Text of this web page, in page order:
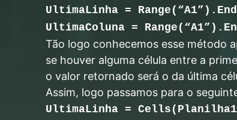
UltimaLinha =
UltimaColuna =
Tão logo conhecemos esse método
se houver alguma célula entre a
o valor retornado será o da última
Assim, logo passamos para o
UltimaLinha =